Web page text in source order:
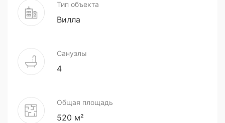
Тип объекта
Вилла
Санузлы
4
Общая площадь
520 м²